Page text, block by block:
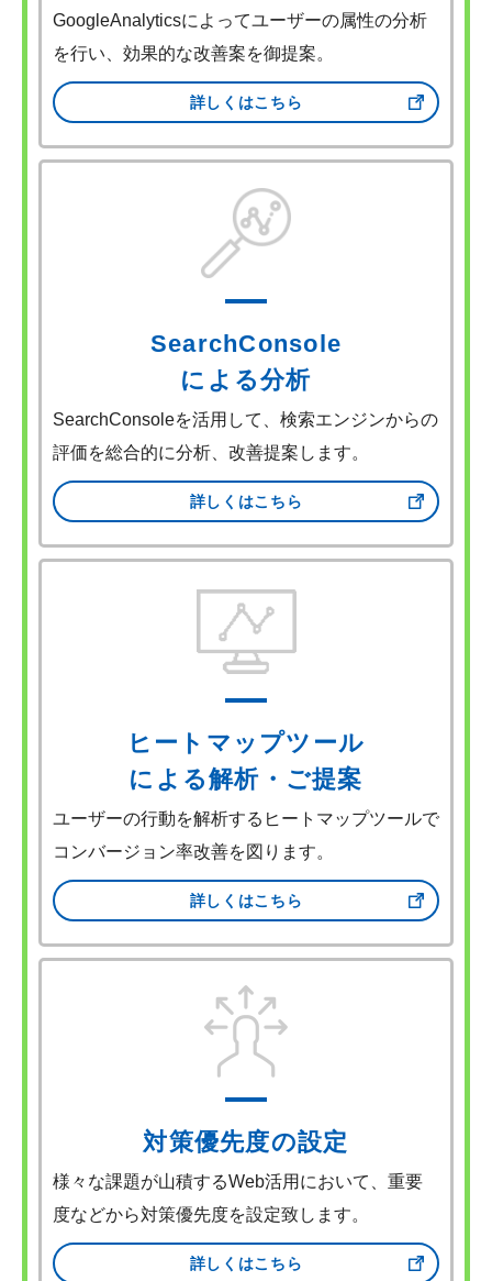
GoogleAnalyticsによってユーザーの属性の分析
を行い、効果的な改善案を御提案。
詳しくはこちら
SearchConsole
による分析
SearchConsoleを活用して、検索エンジンからの
評価を総合的に分析、改善提案します。
詳しくはこちら
ヒートマップツール
による解析・ご提案
ユーザーの行動を解析するヒートマップツールで
コンバージョン率改善を図ります。
詳しくはこちら
対策優先度の設定
様々な課題が山積するWeb活用において、重要
度などから対策優先度を設定致します。
詳しくはこちら